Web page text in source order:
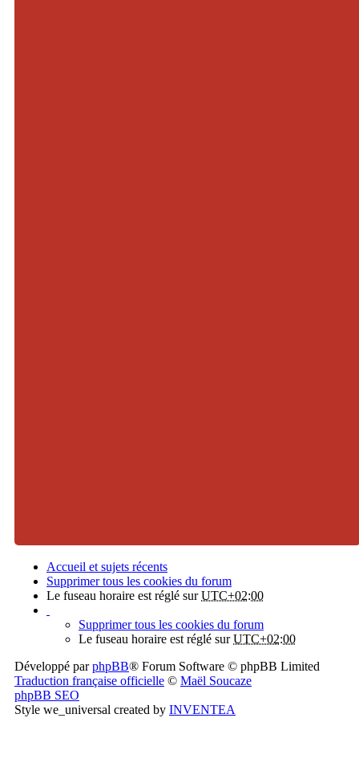
Accueil et sujets récents
Supprimer tous les cookies du forum
Le fuseau horaire est réglé surUTC+02:00
Supprimer tous les cookies du forum
Le fuseau horaire est réglé surUTC+02:00
Développé parphpBB® Forum Software © phpBB Limited
Traduction française officielle © Maël Soucaze
phpBB SEO
Style we_universal created by INVENTEA